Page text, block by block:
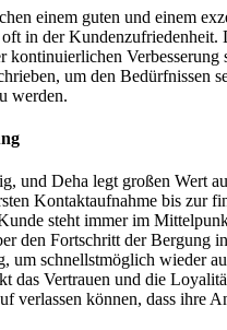
einem guten und einem
in der Kundenzufriedenheit.
kontinuierlichen Verbesserung
um den Bedürfnissen
werden.
und Deha legt großen Wert
Kontaktaufnahme bis zur
steht immer im
den Fortschritt der Bergung
um schnellstmöglich wieder
das Vertrauen und die
verlassen können, dass ihre